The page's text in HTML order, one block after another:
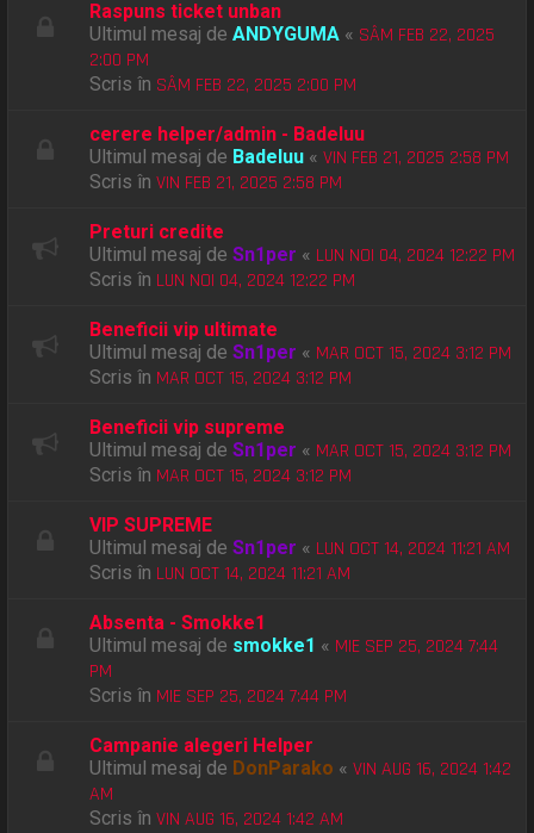
Raspuns ticket unban
Ultimul mesaj deANDYGUMA « SÂM FEB 22, 2025
2:00 PM
Scris în SÂM FEB 22, 2025 2:00 PM
cerere helper/admin - Badeluu
Ultimul mesaj de Badeluu «VIN FEB 21, 2025 2:58 PM
Scris înVIN FEB 21, 2025 2:58 PM
Preturi credite
Ultimul mesaj deSn1per « LUN NOI 04, 2024 12:22 PM
Scris în LUN NOI 04, 2024 12:22 PM
Beneficii vip ultimate
Ultimul mesaj deSn1per « MAR OCT 15, 2024 3:12 PM
Scris în MAR OCT 15, 2024 3:12 PM
Beneficii vip supreme
Ultimul mesaj deSn1per « MAR OCT 15, 2024 3:12 PM
Scris în MAR OCT 15, 2024 3:12 PM
VIP SUPREME
Ultimul mesaj deSn1per « LUN OCT 14, 2024 11:21 AM
Scris în LUN OCT 14, 2024 11:21 AM
Absenta - Smokke1
Ultimul mesaj de smokke1 « MIE SEP 25, 2024 7:44
PM
Scris în MIE SEP 25, 2024 7:44 PM
Campanie alegeri Helper
Ultimul mesaj de DonParako «VIN AUG 16, 2024 1:42
AM
Scris înVIN AUG 16, 2024 1:42 AM